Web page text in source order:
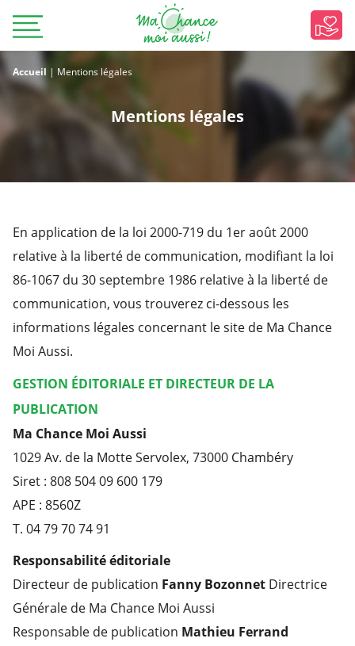
Accueil | Mentions légales
Mentions légales
En application de la loi 2000-719 du 1er août 2000
relative à la liberté de communication, modifiant la loi
86-1067 du 30 septembre 1986 relative à la liberté de
communication, vous trouverez ci-dessous les
informations légales concernant le site de Ma Chance
Moi Aussi.
GESTION ÉDITORIALE ET DIRECTEUR DE LA
PUBLICATION
Ma Chance Moi Aussi
1029 Av. de la Motte Servolex, 73000 Chambéry
Siret : 808 504 09 600 179
APE : 8560Z
T. 04 79 70 74 91
Responsabilité éditoriale
Directeur de publication Fanny Bozonnet Directrice
Générale de Ma Chance Moi Aussi
Responsable de publication Mathieu Ferrand